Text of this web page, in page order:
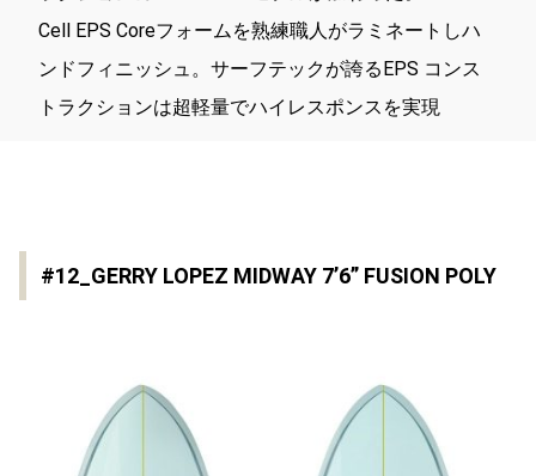
Cell EPS Coreフォームを熟練職人がラミネートしハ
ンドフィニッシュ。サーフテックが誇るEPS コンス
トラクションは超軽量でハイレスポンスを実現
#12_GERRY LOPEZ MIDWAY 7’6” FUSION POLY